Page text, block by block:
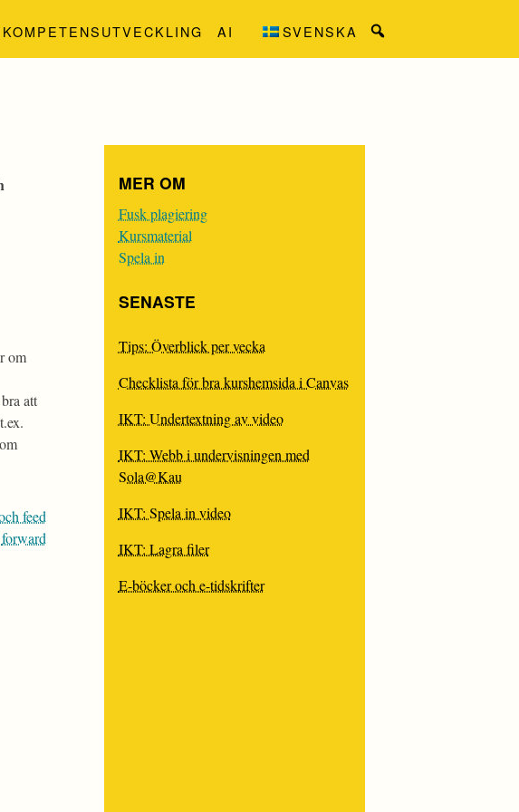
KOMPETENSUTVECKLING AI SVENSKA
Search
om
att
feed
forward
MER OM
Fusk plagiering
Kursmaterial
Spela in
SENASTE
Tips: Överblick per vecka
Checklista för bra kurshemsida i Canvas
IKT: Undertextning av video
IKT: Webb i undervisningen med
Sola@Kau
IKT: Spela in video
IKT: Lagra filer
E-böcker och e-tidskrifter